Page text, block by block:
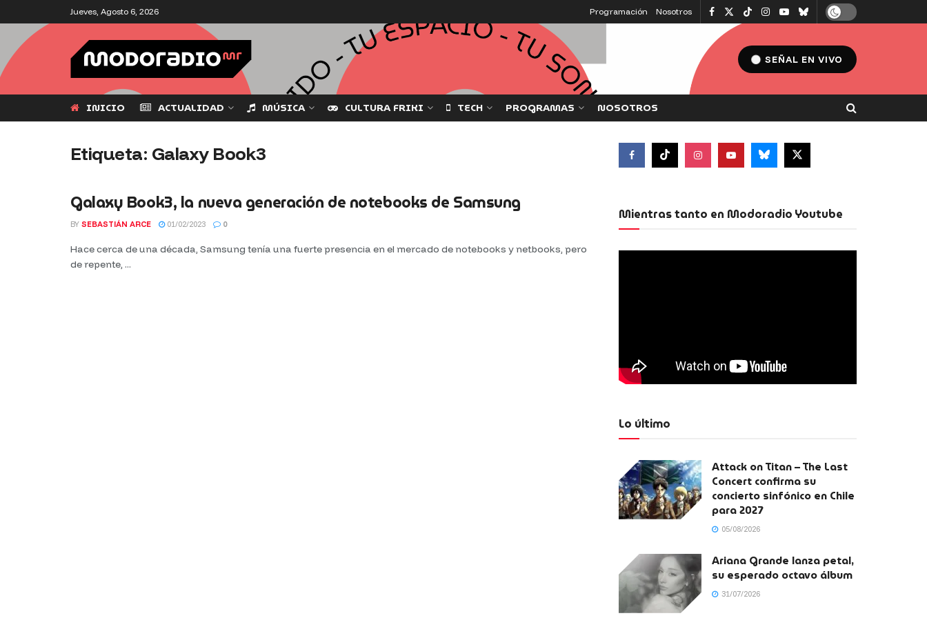
Jueves, Agosto 6, 2026 Programación Nosotros
SEÑAL EN VIVO
INICIO ACTUALIDAD MÚSICA CULTURA FRIKI TECH PROGRAMAS NOSOTROS
Etiqueta: Galaxy Book3
Galaxy Book3, la nueva generación de notebooks de Samsung
BY SEBASTIÁN ARCE 01/02/2023 0
Hace cerca de una década, Samsung tenía una fuerte presencia en el mercado de notebooks y netbooks, pero
de repente, ...
Mientras tanto en Modoradio Youtube
Lo último
Attack on Titan – The Last
Concert confirma su
concierto sinfónico en Chile
para 2027
05/08/2026
Ariana Grande lanza petal,
su esperado octavo álbum
31/07/2026